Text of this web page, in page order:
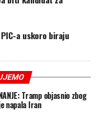
PIC-a uskoro biraju
Tramp objasnio zbog
napala Iran